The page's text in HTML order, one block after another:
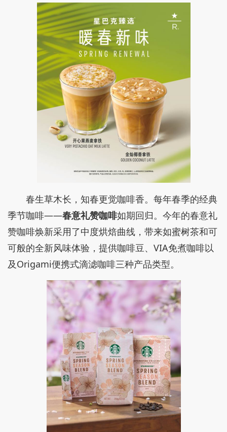
春生草木长，知春更觉咖啡香。每年春季的经典
季节咖啡——春意礼赞咖啡如期回归。今年的春意礼
赞咖啡焕新采用了中度烘焙曲线，带来如蜜树茶和可
可般的全新风味体验，提供咖啡豆、VIA免煮咖啡以
及Origami便携式滴滤咖啡三种产品类型。